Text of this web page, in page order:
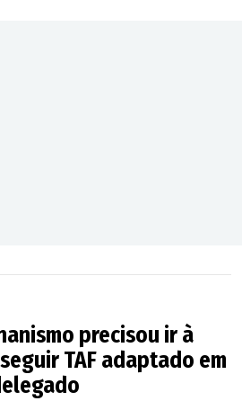
precisou ir à
TAF adaptado em